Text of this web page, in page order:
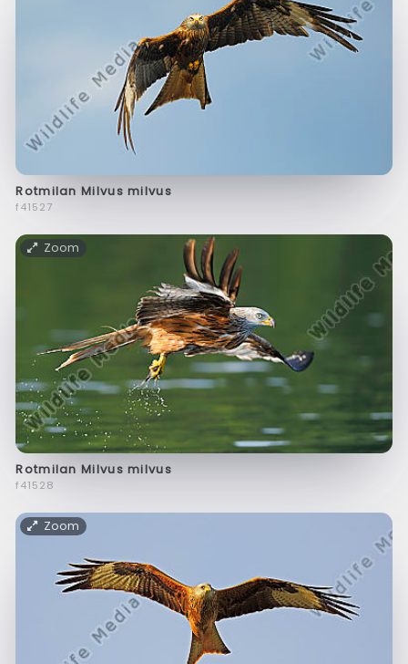
Rotmilan Milvus milvus
f41527
Zoom
Rotmilan Milvus milvus
f41528
Zoom